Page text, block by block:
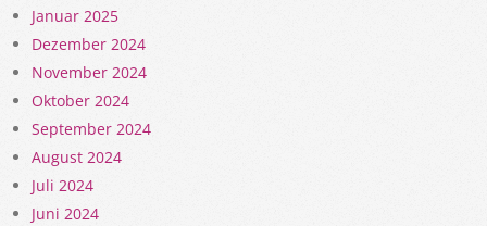
Januar 2025
Dezember 2024
November 2024
Oktober 2024
September 2024
August 2024
Juli 2024
Juni 2024